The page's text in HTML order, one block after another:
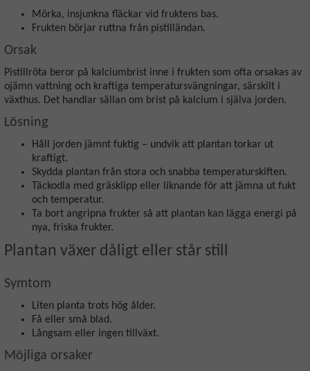
Mörka, insjunkna fläckar vid fruktens bas.
Frukten börjar ruttna från pistilländan.
Orsak
Pistillröta beror på kalciumbrist inne i frukten som ofta orsakas av
ojämn vattning och kraftiga temperatursvängningar, särskilt i
växthus. Det handlar sällan om brist på kalcium i själva jorden.
Lösning
Håll jorden jämnt fuktig – undvik att plantan torkar ut
kraftigt.
Skydda plantan från stora och snabba temperaturskiften.
Täckodla med gräsklipp eller liknande för att jämna ut fukt
och temperatur.
Ta bort angripna frukter så att plantan kan lägga energi på
nya, friska frukter.
Plantan växer dåligt eller står still
Symtom
Liten planta trots hög ålder.
Få eller små blad.
Långsam eller ingen tillväxt.
Möjliga orsaker